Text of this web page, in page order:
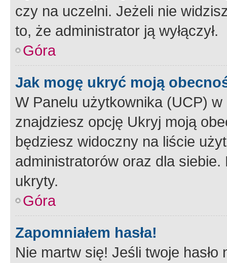
czy na uczelni. Jeżeli nie
to, że administrator ją wyłączył.
Góra
Jak mogę ukryć moją
W Panelu użytkownika (UCP) w
znajdziesz opcję Ukryj moją
będziesz widoczny na liście
administratorów oraz dla
ukryty.
Góra
Zapomniałem hasła!
Nie martw się! Jeśli twoje